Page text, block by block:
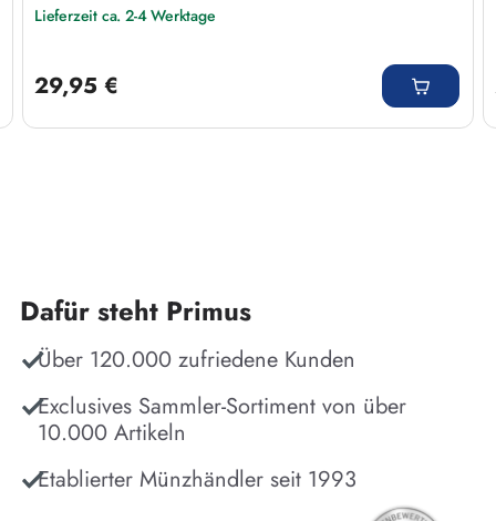
Lieferzeit ca. 2-4 Werktage
29,95 €
Dafür steht Primus
Über 120.000 zufriedene Kunden
Exclusives Sammler-Sortiment von über
10.000 Artikeln
Etablierter Münzhändler seit 1993